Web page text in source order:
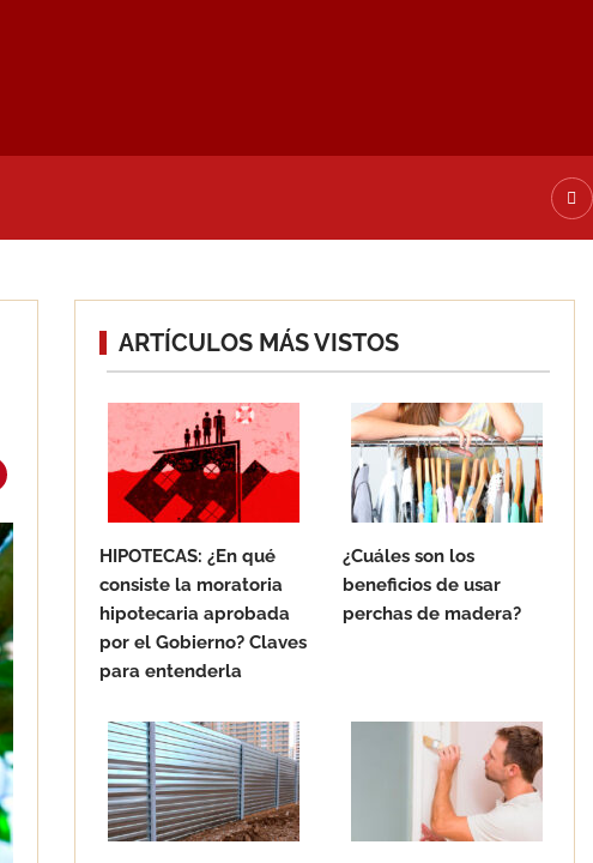
ARTÍCULOS MÁS VISTOS
HIPOTECAS: ¿En qué
consiste la moratoria
hipotecaria aprobada
por el Gobierno? Claves
para entenderla
¿Cuáles son los
beneficios de usar
perchas de madera?